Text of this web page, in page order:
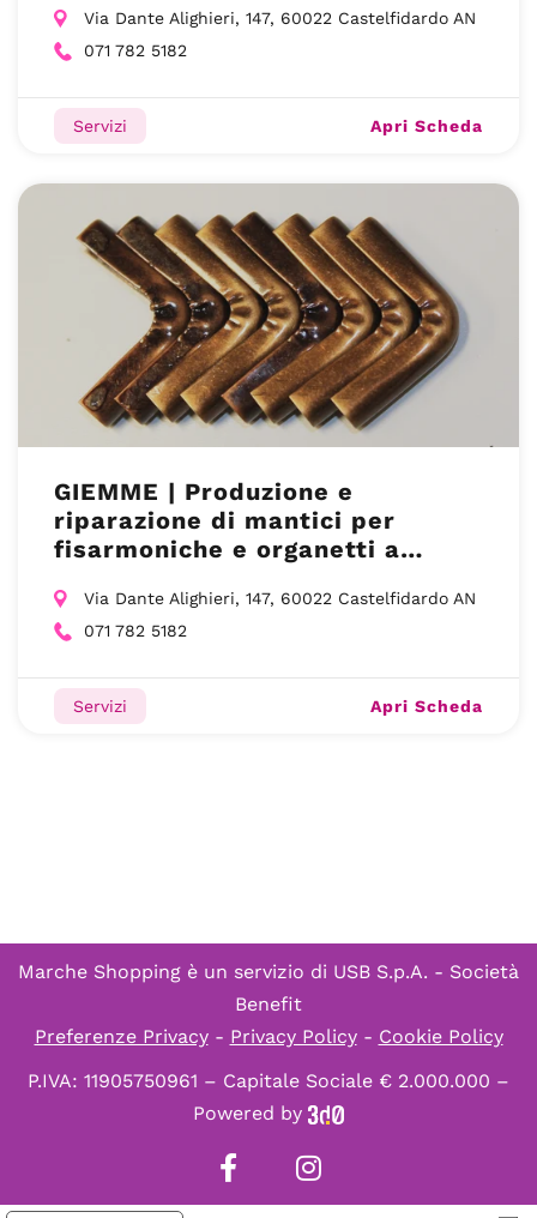
Via Dante Alighieri, 147, 60022 Castelfidardo AN
071 782 5182
Servizi Apri Scheda
GIEMME | Produzione e
riparazione di mantici per
fisarmoniche e organetti a
Via Dante Alighieri, 147, 60022 Castelfidardo AN
071 782 5182
Servizi Apri Scheda
Marche Shopping è un servizio di USB S.p.A. - Società
Benefit
Preferenze Privacy- Privacy Policy- Cookie Policy
P.IVA: 11905750961 – Capitale Sociale € 2.000.000 –
Powered by